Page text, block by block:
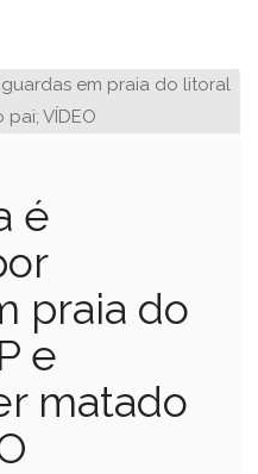
é
praia do
e
matado